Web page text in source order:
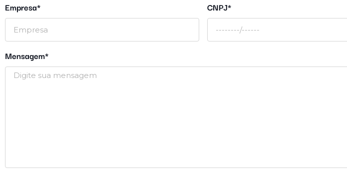
Empresa* CNPJ*
Mensagem*